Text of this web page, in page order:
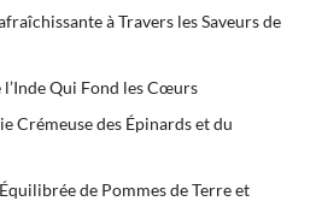
à Travers les Saveurs de
Qui Fond les Cœurs
Crémeuse des Épinards et du
de Pommes de Terre et